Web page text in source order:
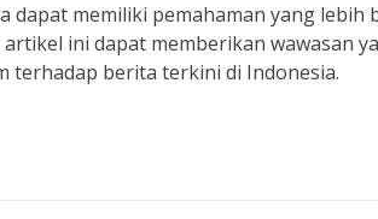
memiliki pemahaman yang lebih
ini dapat memberikan wawasan
terhadap berita terkini di Indonesia.